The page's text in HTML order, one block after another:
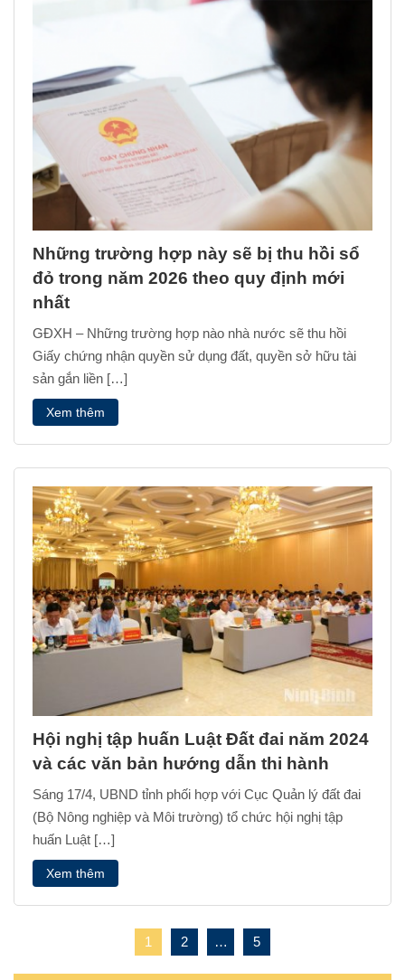
Những trường hợp này sẽ bị thu hồi sổ
đỏ trong năm 2026 theo quy định mới
nhất
GĐXH – Những trường hợp nào nhà nước sẽ thu hồi
Giấy chứng nhận quyền sử dụng đất, quyền sở hữu tài
sản gắn liền […]
Xem thêm
Hội nghị tập huấn Luật Đất đai năm 2024
và các văn bản hướng dẫn thi hành
Sáng 17/4, UBND tỉnh phối hợp với Cục Quản lý đất đai
(Bộ Nông nghiệp và Môi trường) tổ chức hội nghị tập
huấn Luật […]
Xem thêm
1 2 … 5